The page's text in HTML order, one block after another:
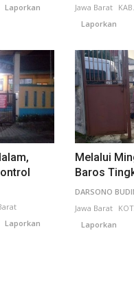
Laporkan
Jawa Barat
Laporkan
Laporkan
Melalui
Baros
DARSONO
Jawa Barat
Laporkan
di Taman Makam